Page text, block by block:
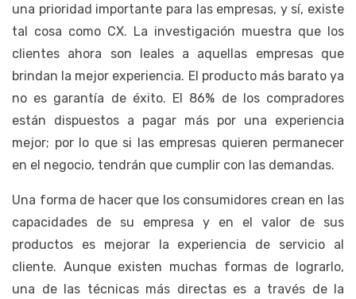
una prioridad importante para las empresas, y sí, existe
tal cosa como CX. La investigación muestra que los
clientes ahora son leales a aquellas empresas que
brindan la mejor experiencia. El producto más barato ya
no es garantía de éxito. El 86% de los compradores
están dispuestos a pagar más por una experiencia
mejor; por lo que si las empresas quieren permanecer
en el negocio, tendrán que cumplir con las demandas.
Una forma de hacer que los consumidores crean en las
capacidades de su empresa y en el valor de sus
productos es mejorar la experiencia de servicio al
cliente. Aunque existen muchas formas de lograrlo,
una de las técnicas más directas es a través de la